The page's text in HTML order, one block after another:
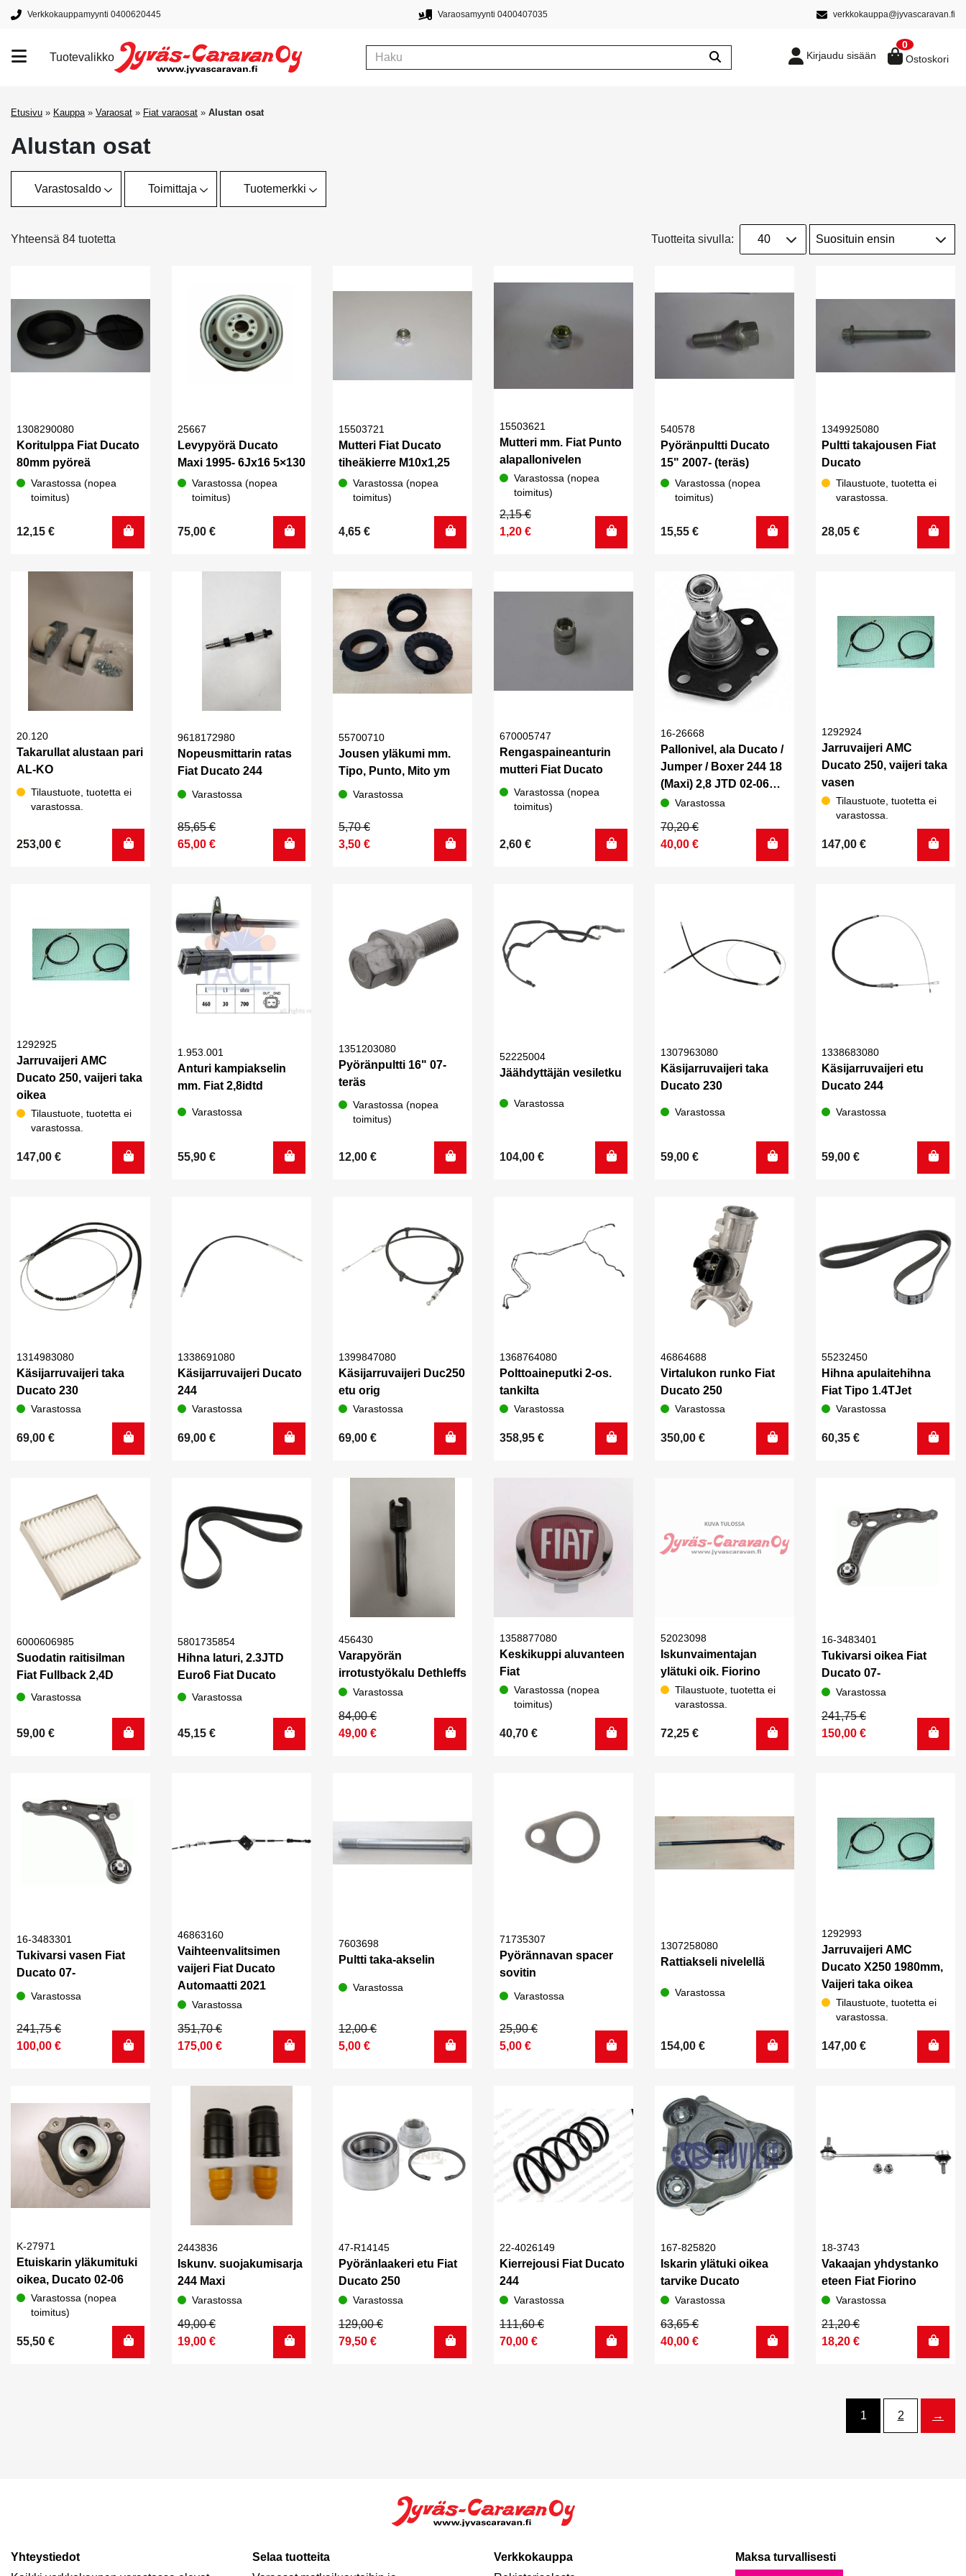
Verkkokauppamyynti 0400620445 Varaosamyynti 0400407035 verkkokauppa@jyvascaravan.fi
Tuotemerkit
Tuotevalikko Kirjaudu sisään
0
Ostoskori
Etusivu » Kauppa» Varaosat » Fiat varaosat » Alustan osat
Alustan osat
Varastosaldo Toimittaja Tuotemerkki
Yhteensä 84 tuotetta Tuotteita sivulla:
1308290080
Koritulppa Fiat Ducato
80mm pyöreä
Varastossa (nopea
toimitus)
12,15 €
25667
Levypyörä Ducato
Maxi 1995- 6Jx16 5×130
Varastossa (nopea
toimitus)
75,00 €
15503721
Mutteri Fiat Ducato
tiheäkierre M10x1,25
Varastossa (nopea
toimitus)
4,65 €
15503621
Mutteri mm. Fiat Punto
alapallonivelen
Varastossa (nopea
toimitus)
2,15€
Alkuperäinen
hinta
1,20 €
Nykyinen
hinta
540578
Pyöränpultti Ducato
15" 2007- (teräs)
Varastossa (nopea
toimitus)
15,55 €
1349925080
Pultti takajousen Fiat
Ducato
Tilaustuote, tuotetta ei
varastossa.
28,05 €
20.120
Takarullat alustaan pari
AL-KO
Tilaustuote, tuotetta ei
varastossa.
253,00 €
9618172980
Nopeusmittarin ratas
Fiat Ducato 244
Varastossa
85,65€
Alkuperäinen
hinta
65,00 €
Nykyinen
hinta
55700710
Jousen yläkumi mm.
Tipo, Punto, Mito ym
Varastossa
5,70€
Alkuperäinen
hinta
3,50 €
Nykyinen
hinta
670005747
Rengaspaineanturin
mutteri Fiat Ducato
Varastossa (nopea
toimitus)
2,60 €
16-26668
Pallonivel, ala Ducato /
Jumper / Boxer 244 18
(Maxi) 2,8 JTD 02-06
POISTO!
Varastossa
70,20€
Alkuperäinen
hinta
40,00 €
Nykyinen
hinta
1292924
Jarruvaijeri AMC
Ducato 250, vaijeri taka
vasen
Tilaustuote, tuotetta ei
varastossa.
147,00 €
1292925
Jarruvaijeri AMC
Ducato 250, vaijeri taka
oikea
Tilaustuote, tuotetta ei
varastossa.
147,00 €
1.953.001
Anturi kampiakselin
mm. Fiat 2,8idtd
Varastossa
55,90 €
1351203080
Pyöränpultti 16" 07-
teräs
Varastossa (nopea
toimitus)
12,00 €
52225004
Jäähdyttäjän vesiletku
Varastossa
104,00 €
1307963080
Käsijarruvaijeri taka
Ducato 230
Varastossa
59,00 €
1338683080
Käsijarruvaijeri etu
Ducato 244
Varastossa
59,00 €
1314983080
Käsijarruvaijeri taka
Ducato 230
Varastossa
69,00 €
1338691080
Käsijarruvaijeri Ducato
244
Varastossa
69,00 €
1399847080
Käsijarruvaijeri Duc250
etu orig
Varastossa
69,00 €
1368764080
Polttoaineputki 2-os.
tankilta
Varastossa
358,95 €
46864688
Virtalukon runko Fiat
Ducato 250
Varastossa
350,00 €
55232450
Hihna apulaitehihna
Fiat Tipo 1.4TJet
Varastossa
60,35 €
6000606985
Suodatin raitisilman
Fiat Fullback 2,4D
Varastossa
59,00 €
5801735854
Hihna laturi, 2.3JTD
Euro6 Fiat Ducato
Varastossa
45,15 €
456430
Varapyörän
irrotustyökalu Dethleffs
Varastossa
84,00€
Alkuperäinen
hinta
49,00 €
Nykyinen
hinta
1358877080
Keskikuppi aluvanteen
Fiat
Varastossa (nopea
toimitus)
40,70 €
52023098
Iskunvaimentajan
ylätuki oik. Fiorino
Tilaustuote, tuotetta ei
varastossa.
72,25 €
16-3483401
Tukivarsi oikea Fiat
Ducato 07-
Varastossa
241,75€
Alkuperäinen
hinta
150,00 €
Nykyinen
hinta
16-3483301
Tukivarsi vasen Fiat
Ducato 07-
Varastossa
241,75€
Alkuperäinen
hinta
100,00 €
Nykyinen
hinta
46863160
Vaihteenvalitsimen
vaijeri Fiat Ducato
Automaatti 2021
Varastossa
351,70€
Alkuperäinen
hinta
175,00 €
Nykyinen
hinta
7603698
Pultti taka-akselin
Varastossa
12,00€
Alkuperäinen
hinta
5,00 €
Nykyinen
hinta
71735307
Pyörännavan spacer
sovitin
Varastossa
25,90€
Alkuperäinen
hinta
5,00 €
Nykyinen
hinta
1307258080
Rattiakseli nivelellä
Varastossa
154,00 €
1292993
Jarruvaijeri AMC
Ducato X250 1980mm,
Vaijeri taka oikea
Tilaustuote, tuotetta ei
varastossa.
147,00 €
K-27971
Etuiskarin yläkumituki
oikea, Ducato 02-06
Varastossa (nopea
toimitus)
55,50 €
2443836
Iskunv. suojakumisarja
244 Maxi
Varastossa
49,00€
Alkuperäinen
hinta
19,00 €
Nykyinen
hinta
47-R14145
Pyöränlaakeri etu Fiat
Ducato 250
Varastossa
129,00€
Alkuperäinen
hinta
79,50 €
Nykyinen
hinta
22-4026149
Kierrejousi Fiat Ducato
244
Varastossa
111,60€
Alkuperäinen
hinta
70,00 €
Nykyinen
hinta
167-825820
Iskarin ylätuki oikea
tarvike Ducato
Varastossa
63,65€
Alkuperäinen
hinta
40,00 €
Nykyinen
hinta
18-3743
Vakaajan yhdystanko
eteen Fiat Fiorino
Varastossa
21,20€
Alkuperäinen
hinta
18,20 €
Nykyinen
hinta
1 2 →
Yhteystiedot
Selaa tuotteita
Verkkokauppa
Maksa turvallisesti